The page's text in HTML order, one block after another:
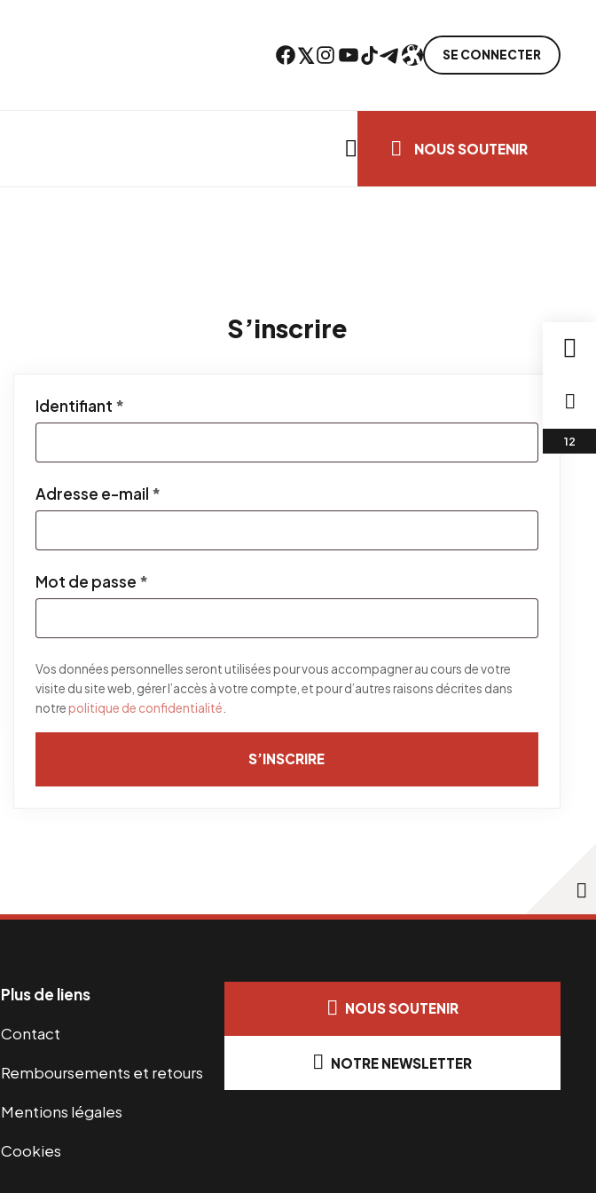
Facebook Twitter Instagram YouTube TikTok TelegramLien SE CONNECTER
NOUS SOUTENIR
S’inscrire
Identifiant *
Adresse e-mail *
Mot de passe *
Vos données personnelles seront utilisées pour vous accompagner au cours de votre
visite du site web, gérer l’accès à votre compte, et pour d’autres raisons décrites dans
notre politique de confidentialité
S’INSCRIRE
Plus de liens
Contact
Remboursements et retours
Mentions légales
Cookies
NOUS SOUTENIR
NOTRE NEWSLETTER